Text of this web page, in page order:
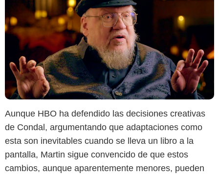
Aunque HBO ha defendido las decisiones creativas
de Condal, argumentando que adaptaciones como
esta son inevitables cuando se lleva un libro a la
pantalla, Martin sigue convencido de que estos
cambios, aunque aparentemente menores, pueden